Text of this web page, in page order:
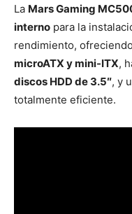
La Mars Gaming
interno para la
rendimiento,
microATX y mini-ITX,
discos HDD de 3.5″, y
totalmente eficiente.